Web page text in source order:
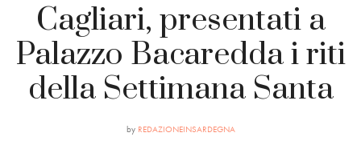
Cagliari, presentati a
Palazzo Bacaredda i riti
della Settimana Santa
by REDAZIONEINSARDEGNA